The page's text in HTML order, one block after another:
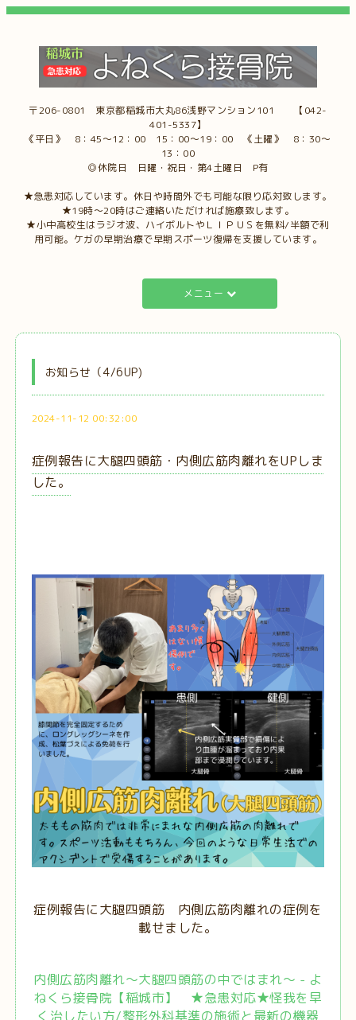
〒206-0801 東京都稲城市大丸86浅野マンション101 【042-
401-5337】
《平日》 8：45～12：00 15：00～19：00 《土曜》 8：30～
13：00
◎休院日 日曜・祝日・第4土曜日 P有
★急患対応しています。休日や時間外でも可能な限り応対致します。
★19時～20時はご連絡いただければ施療致します。
★小中高校生はラジオ波、ハイボルトやＬＩＰＵＳを無料/半額で利
用可能。ケガの早期治療で早期スポーツ復帰を支援しています。
メニュー
お知らせ（4/6UP)
2024-11-12 00:32:00
症例報告に大腿四頭筋・内側広筋肉離れをUPしま
した。
症例報告に大腿四頭筋 内側広筋肉離れの症例を
載せました。
内側広筋肉離れ～大腿四頭筋の中ではまれ～ - よ
ねくら接骨院【稲城市】 ★急患対応★怪我を早
く治したい方/整形外科基準の施術と最新の機器